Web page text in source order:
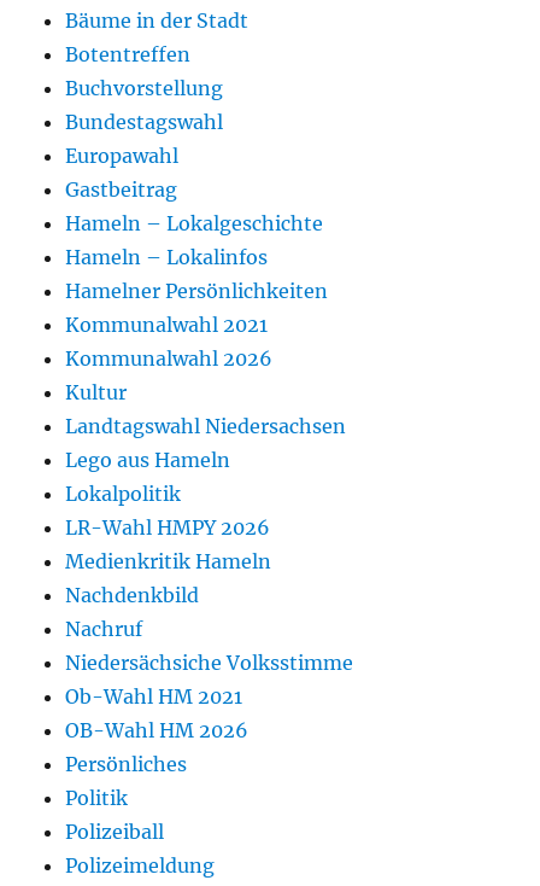
Bäume in der Stadt
Botentreffen
Buchvorstellung
Bundestagswahl
Europawahl
Gastbeitrag
Hameln – Lokalgeschichte
Hameln – Lokalinfos
Hamelner Persönlichkeiten
Kommunalwahl 2021
Kommunalwahl 2026
Kultur
Landtagswahl Niedersachsen
Lego aus Hameln
Lokalpolitik
LR-Wahl HMPY 2026
Medienkritik Hameln
Nachdenkbild
Nachruf
Niedersächsiche Volksstimme
Ob-Wahl HM 2021
OB-Wahl HM 2026
Persönliches
Politik
Polizeiball
Polizeimeldung